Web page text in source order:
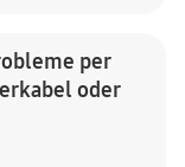
per
oder